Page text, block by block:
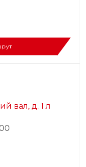
вал, д. 1 л